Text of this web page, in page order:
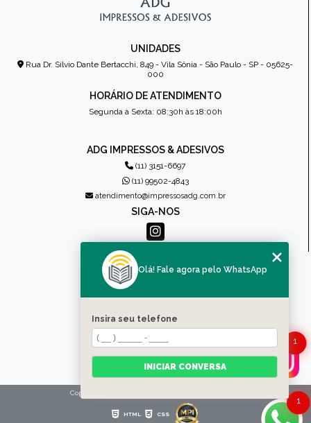
UNIDADES
Rua Dr. Sílvio Dante Bertacchi, 849 - Vila Sônia - São Paulo - SP - 05625-
000
HORÁRIO DE ATENDIMENTO
Segunda à Sexta: 08:30h às 18:00h
ADG IMPRESSOS & ADESIVOS
(11) 3151-6697
(11) 99502-4843
atendimento@impressosadg.com.br
SIGA-NOS
MENU
QUEM SOMOS
PRODUTOS
CONTATO
CATEGORIAS
MAPA DO SITE
Copyright © Impressos ADG. (Lei 9610 de 19/02/1998)
HTML CSS
1
1
Olá! Fale agora pelo WhatsApp
Insira seu telefone
INICIAR CONVERSA